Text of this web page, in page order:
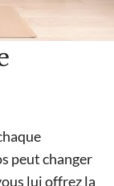
peut changer
lui offrez la